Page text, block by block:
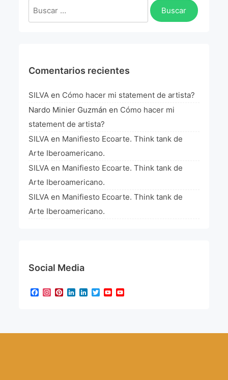
Buscar:
Comentarios recientes
SILVA en Cómo hacer mi statement de artista?
Nardo Minier Guzmán en Cómo hacer mi
statement de artista?
SILVA en Manifiesto Ecoarte. Think tank de
Arte Iberoamericano.
SILVA en Manifiesto Ecoarte. Think tank de
Arte Iberoamericano.
SILVA en Manifiesto Ecoarte. Think tank de
Arte Iberoamericano.
Social Media
Facebook
Instagram
Pinterest
LinkedIn
LinkedIn
TwitterYouTube